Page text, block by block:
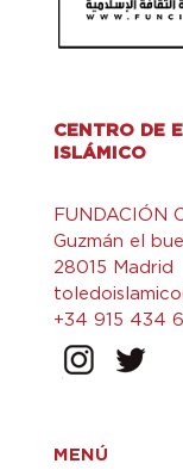
CENTRO DE
ISLÁMICO
FUNDACIÓN
Guzmán el
28015 Madrid
+34 915 434
MENÚ